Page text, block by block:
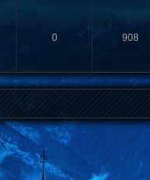
0 908